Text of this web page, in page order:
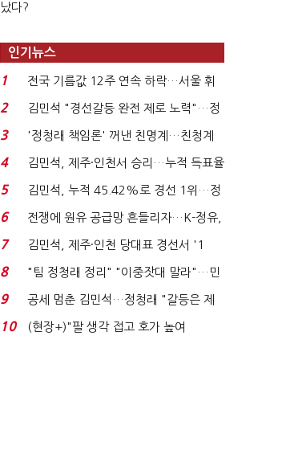
났다?
인기뉴스
1
전국 기름값 12주 연속 하락…서울 휘
발윳값 1909원...
2
김민석 "경선갈등 완전 제로 노력"…정
청래 "반명 공세 사...
3
'정청래 책임론' 꺼낸 친명계…친청계
는 추가투표 때리기...
4
김민석, 제주·인천서 승리…누적 득표율
'1위 탈환'(종합)...
5
김민석, 누적 45.42%로 경선 1위…정
청래와 격차 0.86%p(...
6
전쟁에 원유 공급망 흔들리자…K-정유,
에너지안보 핵심...
7
김민석, 제주·인천 당대표 경선서 '1
위'(1보)...
8
"팀 정청래 정리" "이중잣대 말라"…민
주 최고위원 계파 다...
9
공세 멈춘 김민석…정청래 "갈등은 제
가 수습"
10
(현장+)"팔 생각 접고 호가 높여